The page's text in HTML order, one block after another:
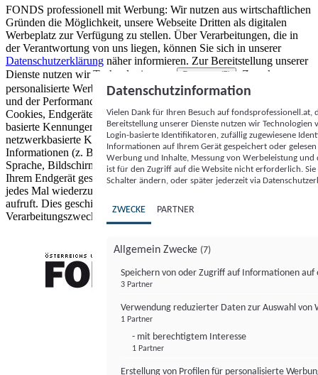
FONDS professionell mit Werbung: Wir nutzen aus wirtschaftlichen
Gründen die Möglichkeit, unsere Webseite Dritten als digitalen
Werbeplatz zur Verfügung zu stellen. Über Verarbeitungen, die in
der Verantwortung von uns liegen, können Sie sich in unserer
Datenschutzerklärung näher informieren. Zur Bereitstellung unserer
Dienste nutzen wir Technologien von
Partnern (5)
. Zwecke:
personalisierte Werbung und Inhalte, Messung von Werbeleistung
und der Performance von Inhalten sowie Zielgruppenforschung.
Cookies, Endgeräte- oder ähnliche Online-Kennungen (z. B. login-
basierte Kennungen, zufällig generierte Kennungen,
netzwerkbasierte Kennungen) können zusammen mit anderen
Informationen (z. B. Browsertyp und Browserinformationen,
Sprache, Bildschirmgröße, unterstützte Technologien usw.) auf
Ihrem Endgerät gespeichert oder von dort ausgelesen werden, um es
jedes Mal wiederzuerkennen, wenn es eine App oder einer Webseite
aufruft. Dies geschieht für einen oder mehrere der hier aufgeführten
Verarbeitungszwecke.
Datenschutzinformation
Vielen Dank für Ihren Besuch auf
Bereitstellung unserer Dienste nutzen wir Technologien
Login-basierte Identifikatoren, zufällig zugewiesene
Informationen auf Ihrem Gerät gespeichert oder
Werbung und Inhalte, Messung von Werbeleistung
ist für den Zugriff auf die Website nicht erforderlich.
Schalter ändern, oder später jederzeit via
ZWECKE PARTNER
Allgemein Zwecke (7)
Speichern von oder Zugriff auf Informationen auf
3 Partner
Verwendung reduzierter Daten zur Auswahl von
1 Partner
- mit berechtigtem Interesse
1 Partner
Erstellung von Profilen für personalisierte
FONDS professionell